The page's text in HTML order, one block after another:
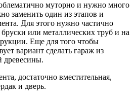
муторно и нужно много
заменить один из этапов и
Для этого нужно частично
или металлических труб и на
Еще для того чтобы
вариант сделать гараж из
древесины.
достаточно вместительная,
и дверь.